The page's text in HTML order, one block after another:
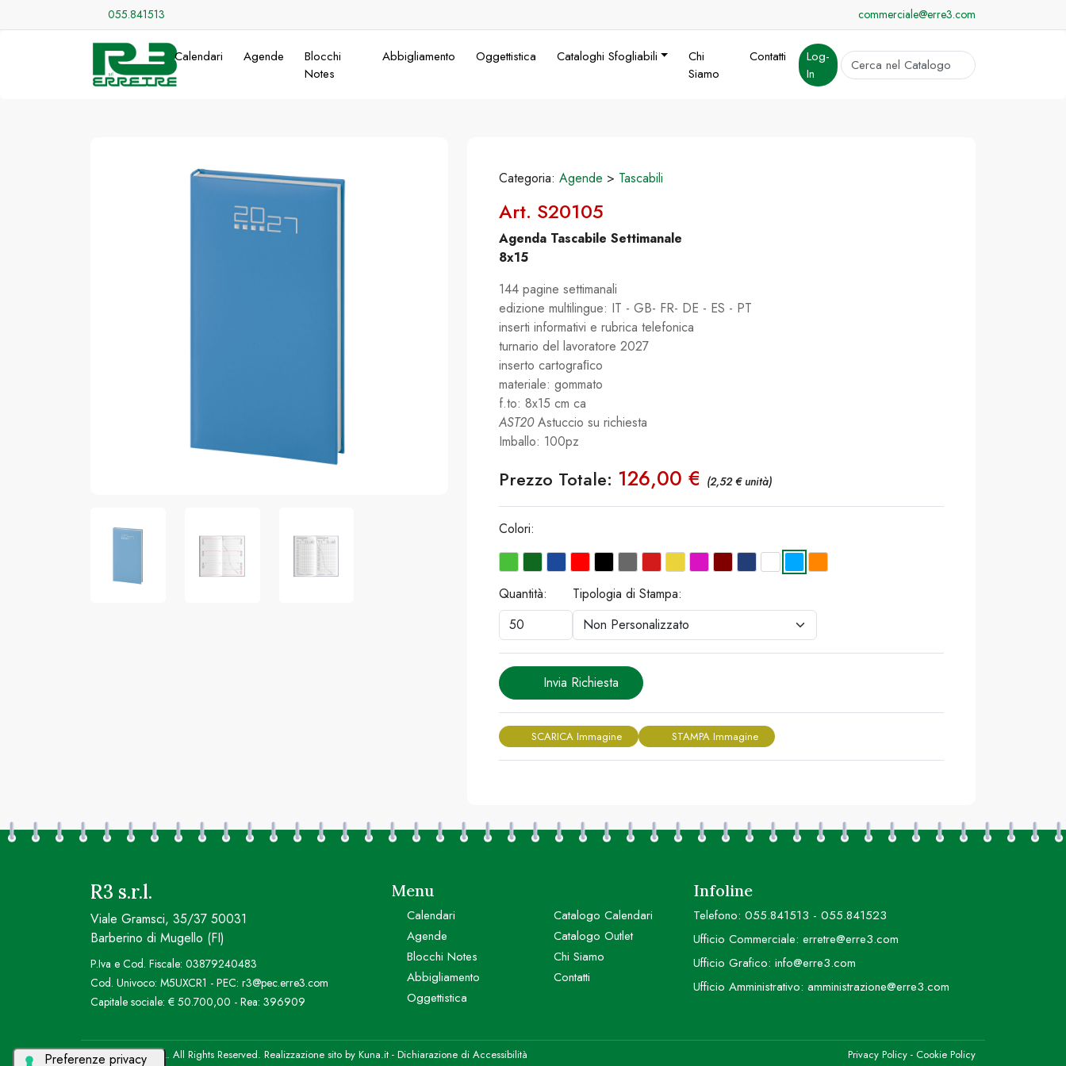
055.841513 commerciale@erre3.com
Calendari Agende
Blocchi
Notes
Abbigliamento Oggettistica Cataloghi Sfogliabili
Chi
Siamo
Contatti
Log-
In
cerca
Categoria: Agende > Tascabili
Art. S20105
Agenda Tascabile Settimanale
8x15
144 pagine settimanali
edizione multilingue: IT - GB- FR- DE - ES - PT
inserti informativi e rubrica telefonica
turnario del lavoratore 2027
inserto cartograﬁco
materiale: gommato
f.to: 8x15 cm ca
AST20Astuccio su richiesta
Imballo: 100pz
Prezzo Totale: 126,00 € (2,52 € unità)
Colori:
Quantità: Tipologia di Stampa:
Invia Richiesta
SCARICA Immagine STAMPA Immagine
R3 s.r.l.
Viale Gramsci, 35/37 50031
Barberino di Mugello (FI)
P.Iva e Cod. Fiscale: 03879240483
Cod. Univoco: M5UXCR1 - PEC: r3@pec.erre3.com
Capitale sociale: € 50.700,00 - Rea: 396909
Menu
Calendari
Agende
Blocchi Notes
Abbigliamento
Oggettistica
Catalogo Calendari
Catalogo Outlet
Chi Siamo
Contatti
Infoline
Telefono: 055.841513 - 055.841523
Ufficio Commerciale: erretre@erre3.com
Ufficio Grafico: info@erre3.com
Ufficio Amministrativo: amministrazione@erre3.com
© 2026 R3 S.R.L. All Rights Reserved. Realizzazione sito by Kuna.it - Dichiarazione di Accessibilità Privacy Policy - Cookie Policy